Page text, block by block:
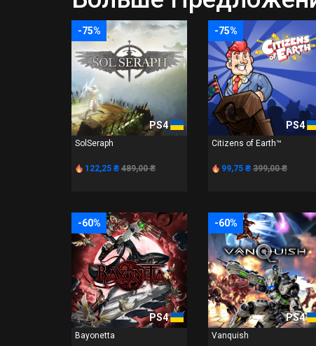
-75%
PS4
SolSeraph
122,25 ₴ 489,00 ₴
-75%
PS4
Citizens of Earth™
99,75 ₴ 399,00 ₴
-60%
PS4
Bayonetta
-60%
PS4
Vanquish